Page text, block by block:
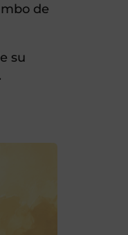
de
su